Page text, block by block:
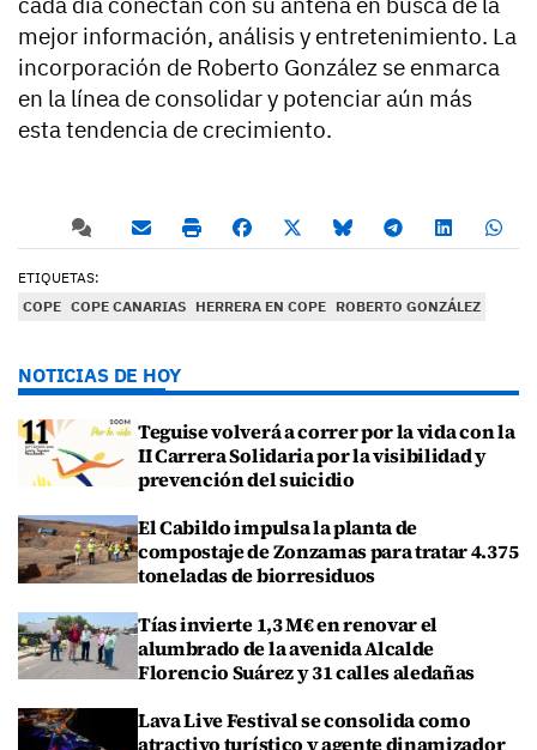
mejor información, análisis y entretenimiento. La
incorporación de Roberto González se enmarca
en la línea de consolidar y potenciar aún más
esta tendencia de crecimiento.
ETIQUETAS:
COPE COPE CANARIAS HERRERA EN COPE ROBERTO GONZÁLEZ
NOTICIAS DE HOY
Teguise volverá a correr por la vida con la
II Carrera Solidaria por la visibilidad y
prevención del suicidio
El Cabildo impulsa la planta de
compostaje de Zonzamas para tratar 4.375
toneladas de biorresiduos
Tías invierte 1,3 M€ en renovar el
alumbrado de la avenida Alcalde
Florencio Suárez y 31 calles aledañas
Lava Live Festival se consolida como
atractivo turístico y agente dinamizador